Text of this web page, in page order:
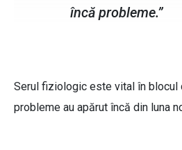
încă probleme.”
Serul fiziologic este vital în blocul
probleme au apărut încă din luna